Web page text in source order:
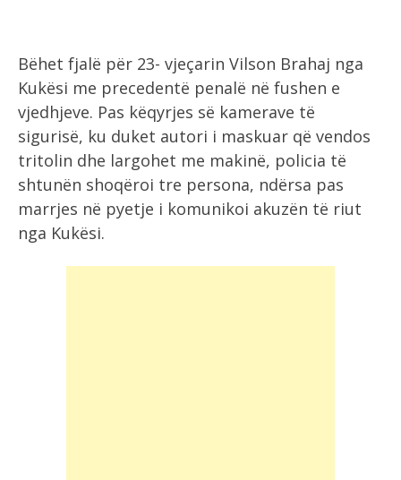
Bëhet fjalë për 23- vjeçarin Vilson Brahaj nga
Kukësi me precedentë penalë në fushen e
vjedhjeve. Pas këqyrjes së kamerave të
sigurisë, ku duket autori i maskuar që vendos
tritolin dhe largohet me makinë, policia të
shtunën shoqëroi tre persona, ndërsa pas
marrjes në pyetje i komunikoi akuzën të riut
nga Kukësi.